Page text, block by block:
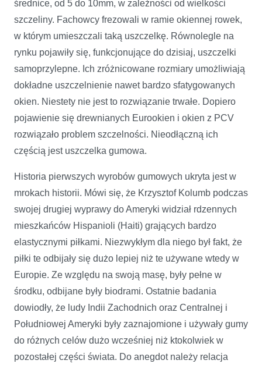
średnice, od 5 do 10mm, w zależności od wielkości
szczeliny. Fachowcy frezowali w ramie okiennej rowek,
w którym umieszczali taką uszczelkę. Równolegle na
rynku pojawiły się, funkcjonujące do dzisiaj, uszczelki
samoprzylepne. Ich zróżnicowane rozmiary umożliwiają
dokładne uszczelnienie nawet bardzo sfatygowanych
okien. Niestety nie jest to rozwiązanie trwałe. Dopiero
pojawienie się drewnianych Eurookien i okien z PCV
rozwiązało problem szczelności. Nieodłączną ich
częścią jest uszczelka gumowa.
Historia pierwszych wyrobów gumowych ukryta jest w
mrokach historii. Mówi się, że Krzysztof Kolumb podczas
swojej drugiej wyprawy do Ameryki widział rdzennych
mieszkańców Hispanioli (Haiti) grających bardzo
elastycznymi piłkami. Niezwykłym dla niego był fakt, że
piłki te odbijały się dużo lepiej niż te używane wtedy w
Europie. Ze względu na swoją masę, były pełne w
środku, odbijane były biodrami. Ostatnie badania
dowiodły, że ludy Indii Zachodnich oraz Centralnej i
Południowej Ameryki były zaznajomione i używały gumy
do różnych celów dużo wcześniej niż ktokolwiek w
pozostałej części świata. Do anegdot należy relacja